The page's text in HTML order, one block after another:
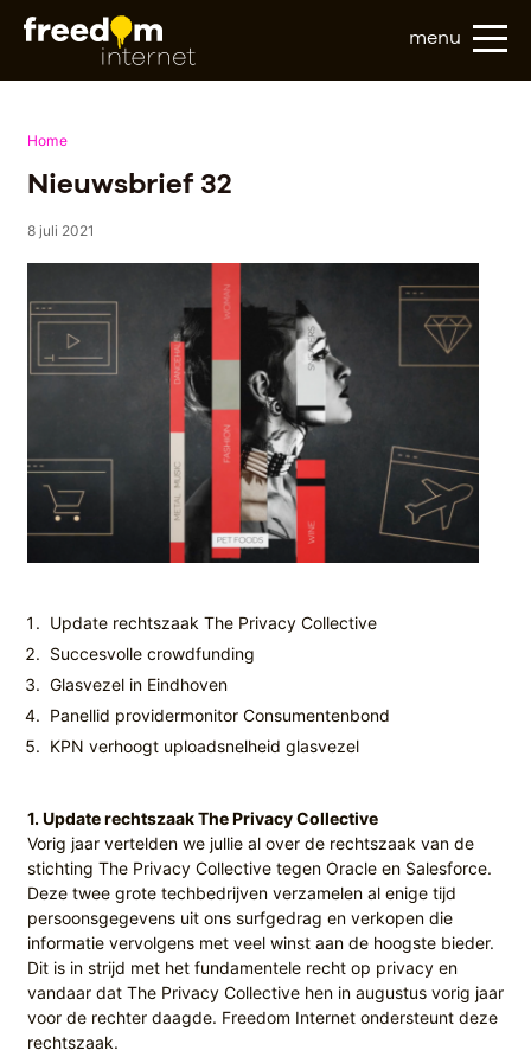
menu
Home
Nieuwsbrief 32
8 juli 2021
Update rechtszaak The Privacy Collective
Succesvolle crowdfunding
Glasvezel in Eindhoven
Panellid providermonitor Consumentenbond
KPN verhoogt uploadsnelheid glasvezel
1. Update rechtszaak The Privacy Collective
Vorig jaar vertelden we jullie al over de rechtszaak van de
stichting The Privacy Collective tegen Oracle en Salesforce.
Deze twee grote techbedrijven verzamelen al enige tijd
persoonsgegevens uit ons surfgedrag en verkopen die
informatie vervolgens met veel winst aan de hoogste bieder.
Dit is in strijd met het fundamentele recht op privacy en
vandaar dat The Privacy Collective hen in augustus vorig jaar
voor de rechter daagde. Freedom Internet ondersteunt deze
rechtszaak.